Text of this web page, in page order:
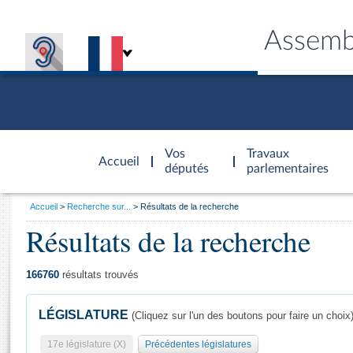
Accueil
d'accueil
Vos
députés
Travaux
parlementaires
Général
Vous
Accueil Recherche sur... Résultats de la recherche
Résultats de la recherche
166760 résultats trouvés
LÉGISLATURE (Cliquez sur l'un des boutons pour faire un choix)
17e législature (X) Précédentes législatures